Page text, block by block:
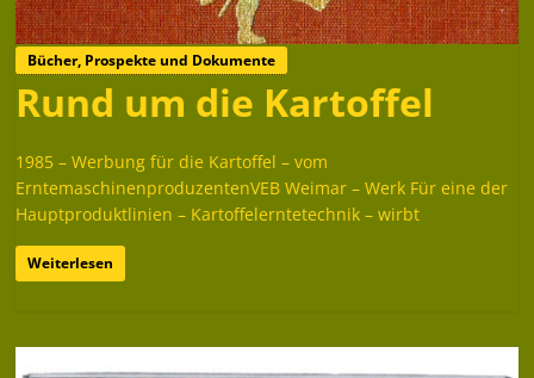
Bücher, Prospekte und Dokumente
Rund um die Kartoffel
1985 – Werbung für die Kartoffel – vom
ErntemaschinenproduzentenVEB Weimar – Werk Für eine der
Hauptproduktlinien – Kartoffelerntetechnik – wirbt
Weiterlesen